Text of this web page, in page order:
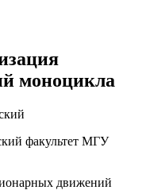
моноцикла
факультет МГУ